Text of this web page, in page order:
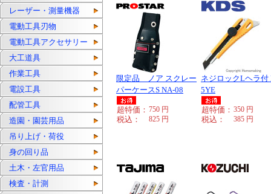
レーザー・測量機器
電動工具刃物
電動工具アクセサリー
大工道具
作業工具
電設工具
配管工具
造園・園芸用品
吊り上げ・荷役
身の回り品
土木・左官用品
検査・計測
限定品 ノア スクレー
パーケースS NA-08
超特価： 750 円
税込： 825 円
ネジロックLヘラ付
5YE
超特価： 350 円
税込： 385 円